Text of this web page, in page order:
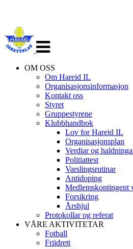
navigasjon
OM OSS
Om Hareid IL
Organisasjonsinformasjon
Kontakt oss
Styret
Gruppestyrene
Klubbhandbok
Lov for Hareid IL
Organisasjonsplan
Verdiar og
Politiattest
Varslingsrutinar
Antidoping
Medlemskontingent
Forsikring
Årshjul
Protokollar og referat
VÅRE AKTIVITETAR
Fotball
Friidrett